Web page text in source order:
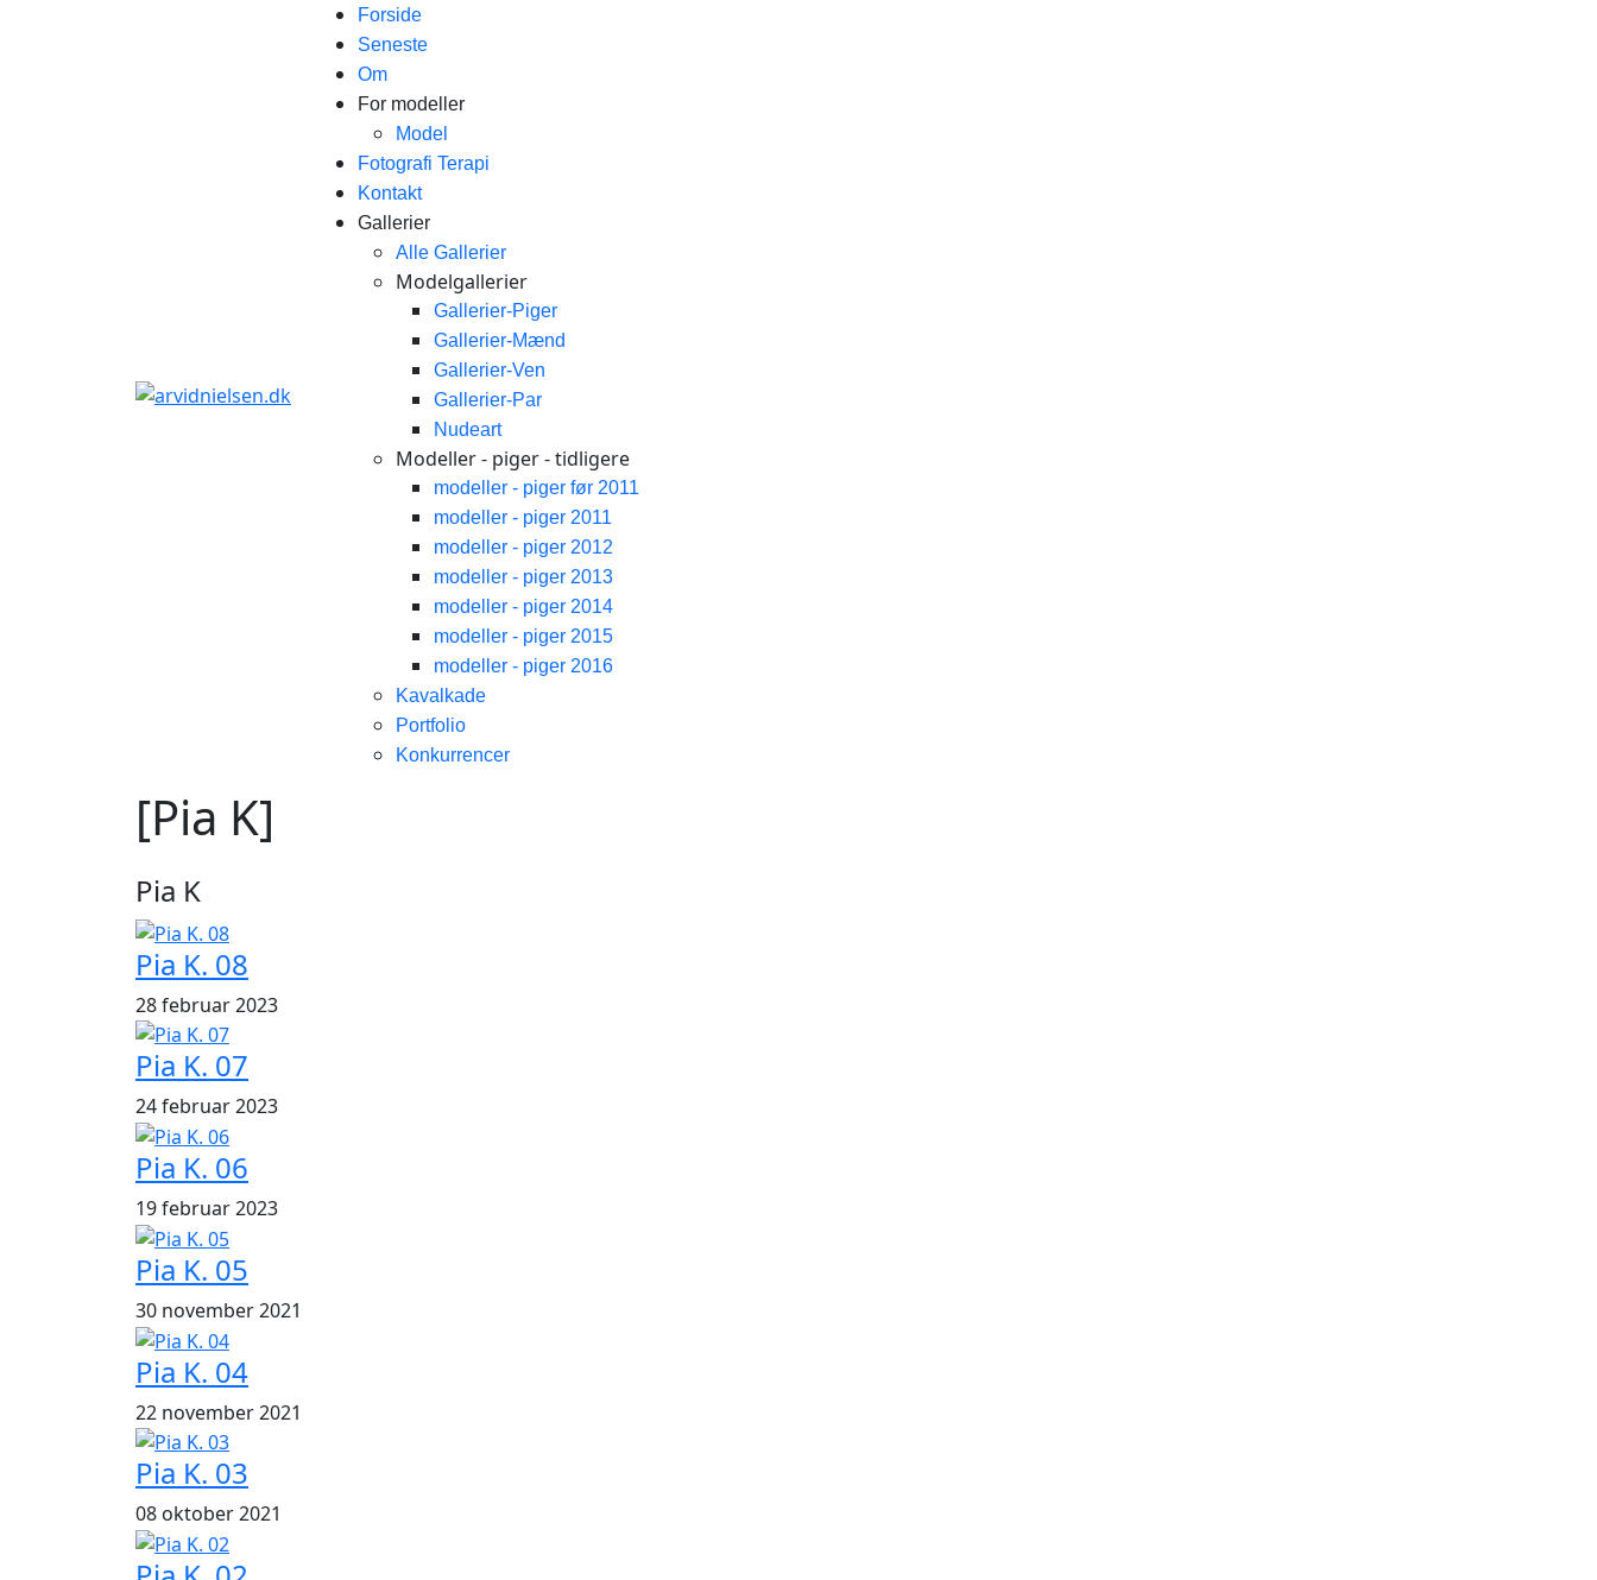
Forside
Seneste
Om
For modeller
Model
Fotografi Terapi
Kontakt
Gallerier
Alle Gallerier
Modelgallerier
Gallerier-Piger
Gallerier-Mænd
Gallerier-Ven
Gallerier-Par
Nudeart
Modeller - piger - tidligere
modeller - piger før 2011
modeller - piger 2011
modeller - piger 2012
modeller - piger 2013
modeller - piger 2014
modeller - piger 2015
modeller - piger 2016
Kavalkade
Portfolio
Konkurrencer
[Pia K]
Pia K
Pia K. 08
28 februar 2023
Pia K. 07
24 februar 2023
Pia K. 06
19 februar 2023
Pia K. 05
30 november 2021
Pia K. 04
22 november 2021
Pia K. 03
08 oktober 2021